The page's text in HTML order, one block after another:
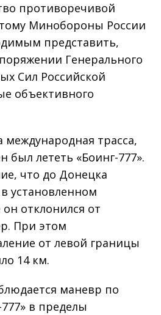
противоречивой
Минобороны России
представить,
Генерального
Сил Российской
объективного
международная трасса,
был лететь «Боинг-777».
что до Донецка
установленном
отклонился от
При этом
от левой границы
14 км.
маневр по
в пределы